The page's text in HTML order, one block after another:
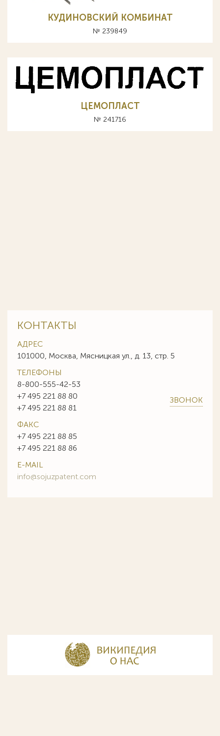
КУДИНОВСКИЙ КОМБИНАТ
№ 239849
ЦЕМОПЛАСТ
№ 241716
КОНТАКТЫ
АДРЕС
101000, Москва, Мясницкая ул., д. 13, стр. 5
ТЕЛЕФОНЫ
8-800-555-42-53
+7 495 221 88 80
+7 495 221 88 81
ЗВОНОК
ФАКС
+7 495 221 88 85
+7 495 221 88 86
E-MAIL
info@sojuzpatent.com